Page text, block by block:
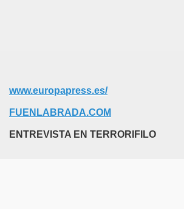
www.europapress.es/
FUENLABRADA.COM
ENTREVISTA EN TERRORIFILO